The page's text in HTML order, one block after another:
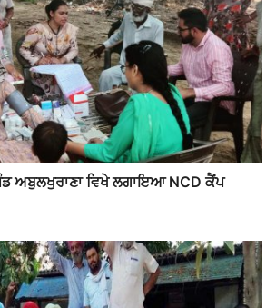
ਅਬੁਲਖੁਰਾਣਾ ਵਿਖੇ ਲਗਾਇਆ NCD ਕੈਂਪ